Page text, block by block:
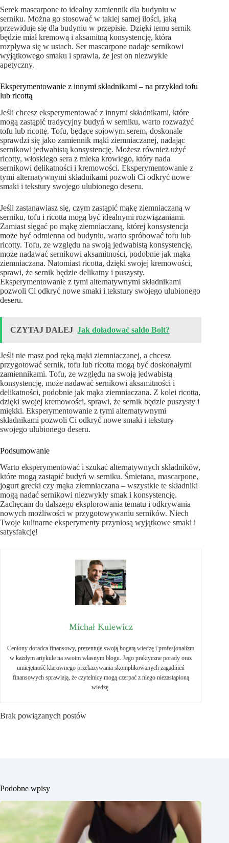
Serek mascarpone to idealny zamiennik dla budyniu w
serniku. Można go stosować w takiej samej ilości, jaką
przewiduje się dla budyniu w przepisie. Dzięki temu sernik
będzie miał kremową i aksamitną konsystencję, która
rozpływa się w ustach. Ser mascarpone nadaje sernikowi
wyjątkowego smaku i sprawia, że jest on niezwykle
apetyczny.
Eksperymentowanie z innymi składnikami – na przykład tofu
lub ricottą
Jeśli chcesz eksperymentować z innymi składnikami, które
mogą zastąpić tradycyjny budyń w serniku, warto rozważyć
tofu lub ricottę. Tofu, będące sojowym serem, doskonale
sprawdzi się jako zamiennik mąki ziemniaczanej, nadając
sernikowi jedwabistą konsystencję. Możesz również użyć
ricotty, włoskiego sera z mleka krowiego, który nada
sernikowi delikatności i kremowości. Eksperymentowanie z
tymi alternatywnymi składnikami pozwoli Ci odkryć nowe
smaki i tekstury swojego ulubionego deseru.
Jeśli zastanawiasz się, czym zastąpić mąkę ziemniaczaną w
serniku, tofu i ricotta mogą być idealnymi rozwiązaniami.
Zamiast sięgać po mąkę ziemniaczaną, której konsystencja
może być odmienna od budyniu, warto spróbować tofu lub
ricotty. Tofu, ze względu na swoją jedwabistą konsystencję,
może nadawać sernikowi aksamitności, podobnie jak mąka
ziemniaczana. Natomiast ricotta, dzięki swojej kremowości,
sprawi, że sernik będzie delikatny i puszysty.
Eksperymentowanie z tymi alternatywnymi składnikami
pozwoli Ci odkryć nowe smaki i tekstury swojego ulubionego
deseru.
CZYTAJ DALEJ Jak doładować saldo Bolt?
Jeśli nie masz pod ręką mąki ziemniaczanej, a chcesz
przygotować sernik, tofu lub ricotta mogą być doskonałymi
zamiennikami. Tofu, ze względu na swoją jedwabistą
konsystencję, może nadawać sernikowi aksamitności i
delikatności, podobnie jak mąka ziemniaczana. Z kolei ricotta,
dzięki swojej kremowości, sprawi, że sernik będzie puszysty i
miękki. Eksperymentowanie z tymi alternatywnymi
składnikami pozwoli Ci odkryć nowe smaki i tekstury
swojego ulubionego deseru.
Podsumowanie
Warto eksperymentować i szukać alternatywnych składników,
które mogą zastąpić budyń w serniku. Śmietana, mascarpone,
jogurt grecki czy mąka ziemniaczana – wszystkie te składniki
mogą nadać sernikowi niezwykły smak i konsystencję.
Zachęcam do dalszego eksplorowania tematu i odkrywania
nowych możliwości w przygotowywaniu serników. Niech
Twoje kulinarne eksperymenty przyniosą wyjątkowe smaki i
satysfakcję!
Michał Kulewicz
Ceniony doradca finansowy, prezentuje swoją bogatą wiedzę i profesjonalizm
w każdym artykule na swoim własnym blogu. Jego praktyczne porady oraz
umiejętność klarownego przekazywania skomplikowanych zagadnień
finansowych sprawiają, że czytelnicy mogą czerpać z niego niezastąpioną
wiedzę.
Brak powiązanych postów
Podobne wpisy